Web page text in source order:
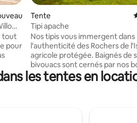
: 4,89 sur 5
hébergement
tout
pour
la
Tente
Tipi apache
Nos tipis vous immergent dans
l'authenticité des Rochers de
agricole protégée. Baignés de
bivouacs sont cernés par nos
un dédale sauvage de granit
moussus. Le jour, nos sentiers
sommeil réparateur.
les tentes en